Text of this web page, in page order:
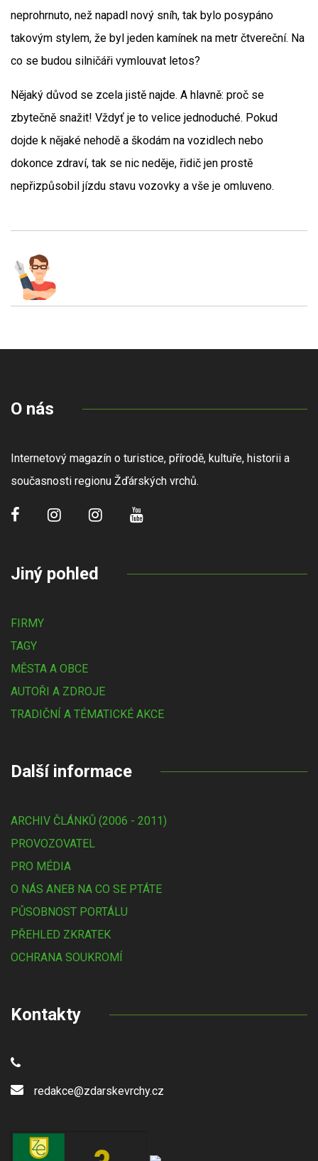
neprohrnuto, než napadl nový sníh, tak bylo posypáno
takovým stylem, že byl jeden kamínek na metr čtvereční. Na
co se budou silničáři vymlouvat letos?
Nějaký důvod se zcela jistě najde. A hlavně: proč se
zbytečně snažit! Vždyť je to velice jednoduché. Pokud
dojde k nějaké nehodě a škodám na vozidlech nebo
dokonce zdraví, tak se nic neděje, řidič jen prostě
nepřizpůsobil jízdu stavu vozovky a vše je omluveno.
O nás
Internetový magazín o turistice, přírodě, kultuře, historii a
současnosti regionu Žďárských vrchů.
Jiný pohled
FIRMY
TAGY
MĚSTA A OBCE
AUTOŘI A ZDROJE
TRADIČNÍ A TÉMATICKÉ AKCE
Další informace
ARCHIV ČLÁNKŮ (2006 - 2011)
PROVOZOVATEL
PRO MÉDIA
O NÁS ANEB NA CO SE PTÁTE
PŮSOBNOST PORTÁLU
PŘEHLED ZKRATEK
OCHRANA SOUKROMÍ
Kontakty
redakce@zdarskevrchy.cz